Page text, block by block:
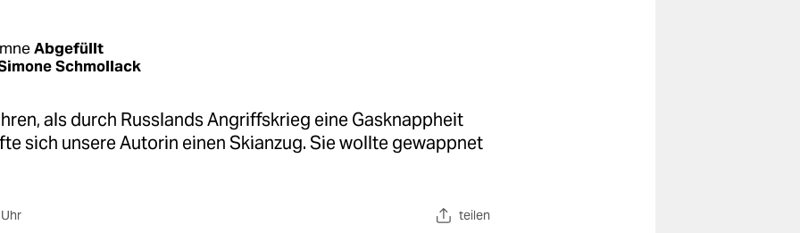
Abgefüllt
Schmollack
als durch Russlands Angriffskrieg eine Gasknappheit
sich unsere Autorin einen Skianzug. Sie wollte gewappnet
teilen